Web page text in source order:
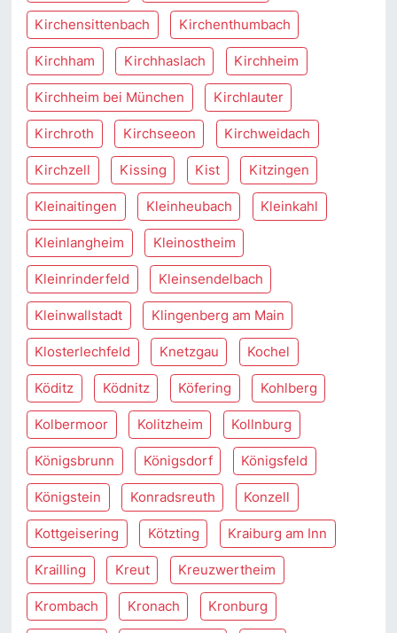
Kirchensittenbach Kirchenthumbach
Kirchham Kirchhaslach Kirchheim
Kirchheim bei München Kirchlauter
Kirchroth Kirchseeon Kirchweidach
Kirchzell Kissing Kist Kitzingen
Kleinaitingen Kleinheubach Kleinkahl
Kleinlangheim Kleinostheim
Kleinrinderfeld Kleinsendelbach
Kleinwallstadt Klingenberg am Main
Klosterlechfeld Knetzgau Kochel
Köditz Ködnitz Köfering Kohlberg
Kolbermoor Kolitzheim Kollnburg
Königsbrunn Königsdorf Königsfeld
Königstein Konradsreuth Konzell
Kottgeisering Kötzting Kraiburg am Inn
Krailling Kreut Kreuzwertheim
Krombach Kronach Kronburg